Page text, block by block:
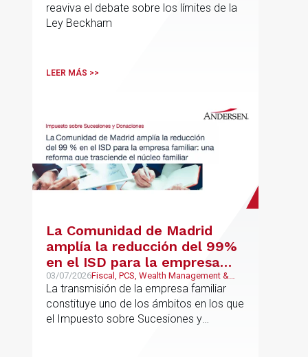
reaviva el debate sobre los límites de la
Ley Beckham
LEER MÁS >>
La Comunidad de Madrid
amplía la reducción del 99%
en el ISD para la empresa
familiar: una reforma que
trasciende el núcleo familiar
03/07/2026Fiscal, PCS, Wealth Management &
Family Business
La transmisión de la empresa familiar
constituye uno de los ámbitos en los que
el Impuesto sobre Sucesiones y